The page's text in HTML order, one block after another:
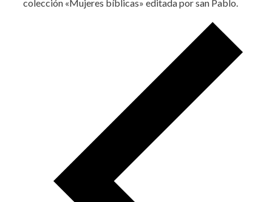
colección «Mujeres bíblicas» editada por san Pablo.